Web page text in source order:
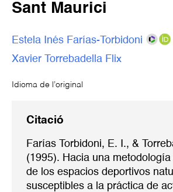
Sant Maurici
Estela Inés Farías-Torbidoni
Xavier Torrebadella Flix
Idioma de l’original
Citació
Farías Torbidoni, E. I., &
(1995). Hacia una
de los espacios deportivos
susceptibles a la práctica de